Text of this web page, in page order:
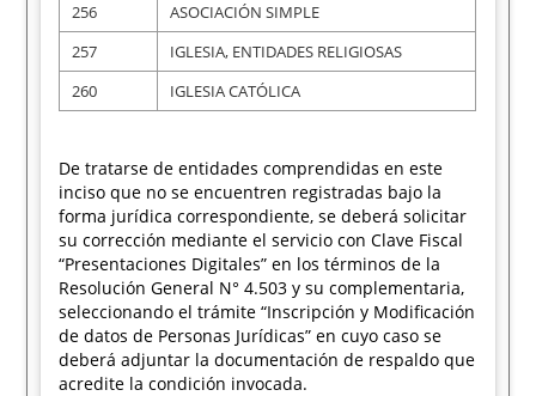
256
ASOCIACIÓN SIMPLE
257
IGLESIA, ENTIDADES RELIGIOSAS
260
IGLESIA CATÓLICA
De tratarse de entidades comprendidas en este
inciso que no se encuentren registradas bajo la
forma jurídica correspondiente, se deberá solicitar
su corrección mediante el servicio con Clave Fiscal
“Presentaciones Digitales” en los términos de la
Resolución General N° 4.503 y su complementaria,
seleccionando el trámite “Inscripción y Modificación
de datos de Personas Jurídicas” en cuyo caso se
deberá adjuntar la documentación de respaldo que
acredite la condición invocada.